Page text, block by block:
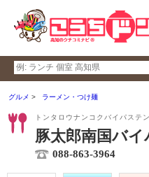
グルメ ラーメン・つけ麺
トンタロウナンコクバイパステン
豚太郎南国バイ
088-863-3964